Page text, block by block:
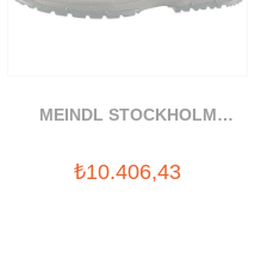
MEINDL STOCKHOLM
₺10.406,43